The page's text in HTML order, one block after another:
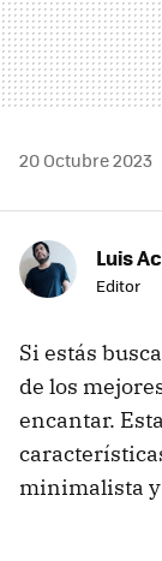
20 Octubre 2023
Luis
Editor
Si estás
de los
encantar. Esta
minimalista